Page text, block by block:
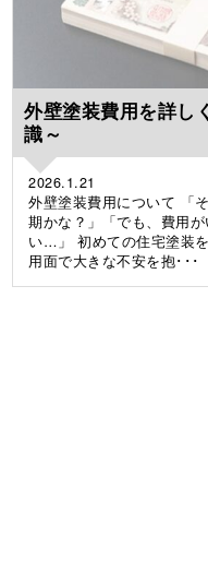
外壁塗装費用を詳し
識～
2026.1.21
外壁塗装費用について 「
期かな？」「でも、費用
い…」 初めての住宅塗装
用面で大きな不安を抱･･･